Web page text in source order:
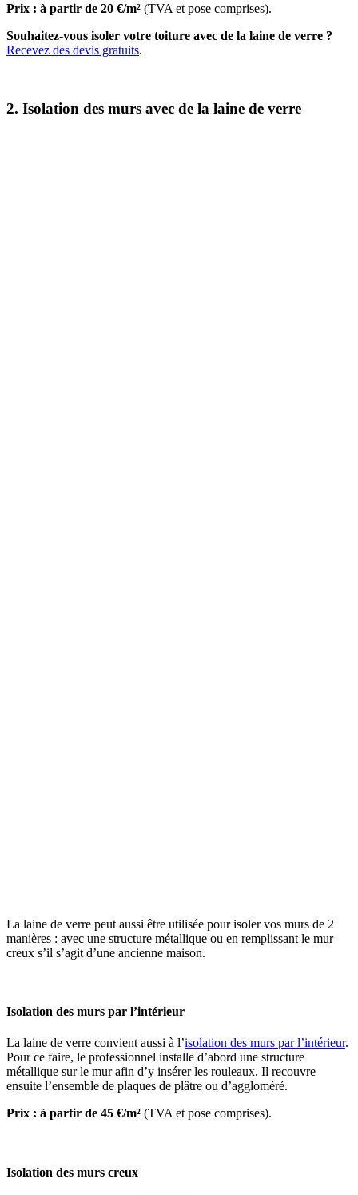
Prix : à partir de 20 €/m² (TVA et pose comprises).
Souhaitez-vous isoler votre toiture avec de la laine de verre ?
Recevez des devis gratuits.
2. Isolation des murs avec de la laine de verre
La laine de verre peut aussi être utilisée pour isoler vos murs de 2
manières : avec une structure métallique ou en remplissant le mur
creux s’il s’agit d’une ancienne maison.
Isolation des murs par l’intérieur
La laine de verre convient aussi à l’isolation des murs par l’intérieur.
Pour ce faire, le professionnel installe d’abord une structure
métallique sur le mur afin d’y insérer les rouleaux. Il recouvre
ensuite l’ensemble de plaques de plâtre ou d’aggloméré.
Prix : à partir de 45 €/m² (TVA et pose comprises).
Isolation des murs creux